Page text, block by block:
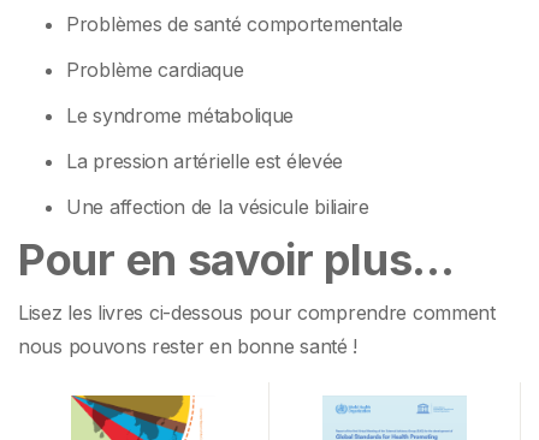
Problèmes de santé comportementale
Problème cardiaque
Le syndrome métabolique
La pression artérielle est élevée
Une affection de la vésicule biliaire
Pour en savoir plus…
Lisez les livres ci-dessous pour comprendre comment
nous pouvons rester en bonne santé !